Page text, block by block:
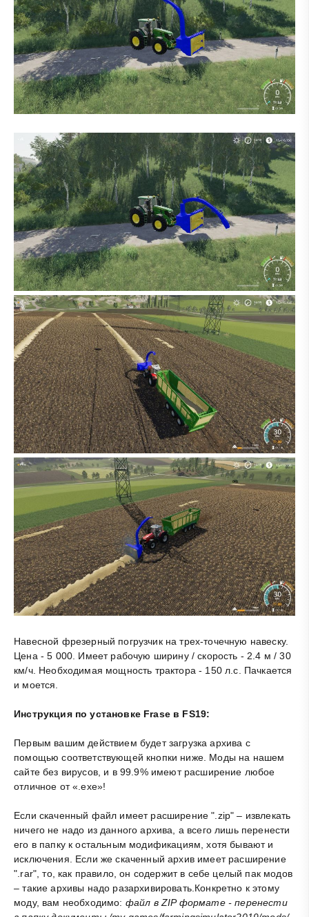
Навесной фрезерный погрузчик на трех-точечную навеску.
Цена - 5 000. Имеет рабочую ширину / скорость - 2.4 м / 30
км/ч. Необходимая мощность трактора - 150 л.с. Пачкается
и моется.
Инструкция по установке Frase в FS19:
Первым вашим действием будет загрузка архива с
помощью соответствующей кнопки ниже. Моды на нашем
сайте без вирусов, и в 99.9% имеют расширение любое
отличное от «.exe»!
Если скаченный файл имеет расширение ".zip" – извлекать
ничего не надо из данного архива, а всего лишь перенести
его в папку к остальным модификациям, хотя бывают и
исключения. Если же скаченный архив имеет расширение
".rar", то, как правило, он содержит в себе целый пак модов
– такие архивы надо разархивировать.Конкретно к этому
моду, вам необходимо: файл в ZIP формате - перенести